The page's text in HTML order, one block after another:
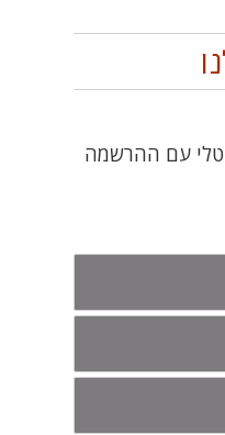
עם ההרשמה